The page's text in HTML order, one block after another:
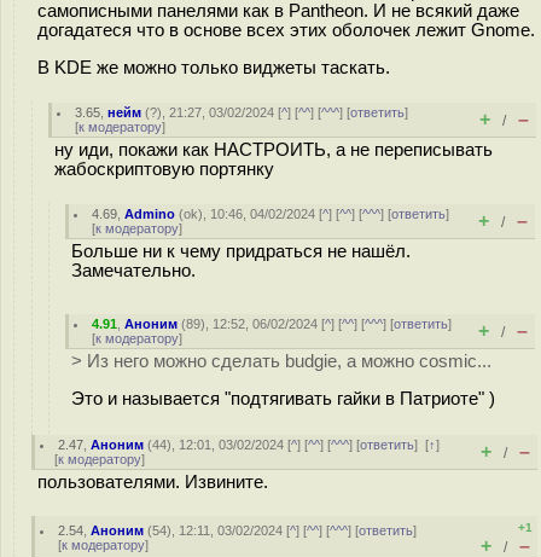
самописными панелями как в Pantheon. И не всякий даже
догадатеся что в основе всех этих оболочек лежит Gnome.
В KDE же можно только виджеты таскать.
3.65 ,нейм (?), 21:27, 03/02/2024 [^] [^^] [^^^] [ответить]
[к модератору] + / –
ну иди, покажи как НАСТРОИТЬ, а не переписывать
жабоскриптовую портянку
4.69 ,Admino (ok), 10:46, 04/02/2024 [^] [^^] [^^^] [ответить]
[к модератору] + / –
Больше ни к чему придраться не нашёл.
Замечательно.
4.91 ,Аноним (89), 12:52, 06/02/2024 [^] [^^] [^^^] [ответить]
[к модератору] + / –
> Из него можно сделать budgie, а можно cosmic...
Это и называется "подтягивать гайки в Патриоте" )
2.47 ,Аноним (44), 12:01, 03/02/2024 [^] [^^] [^^^] [ответить][↑]
[к модератору] + / –
пользователями. Извините.
2.54 ,Аноним (54), 12:11, 03/02/2024 [^] [^^] [^^^] [ответить]
[к модератору]
+1
+ / –